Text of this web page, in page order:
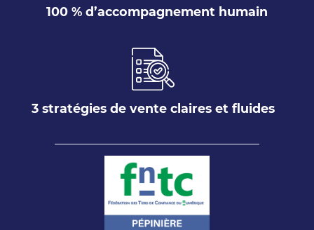
100 % d’accompagnement humain
3 stratégies de vente claires et fluides